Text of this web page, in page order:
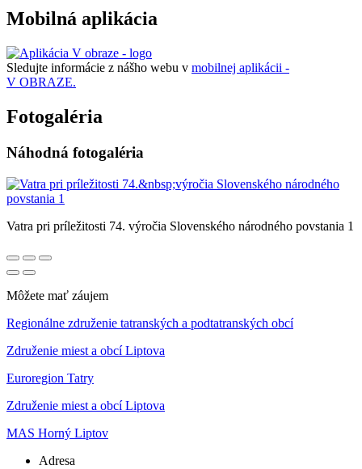
Mobilná aplikácia
Sledujte informácie z nášho webu v mobilnej aplikácii -
V OBRAZE.
Fotogaléria
Náhodná fotogaléria
Vatra pri príležitosti 74. výročia Slovenského národného povstania 1
Môžete mať záujem
Regionálne združenie tatranských a podtatranských obcí
Združenie miest a obcí Liptova
Euroregion Tatry
Združenie miest a obcí Liptova
MAS Horný Liptov
Adresa